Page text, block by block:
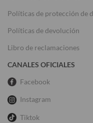
Políticas de protección de
Políticas de devolución
Libro de reclamaciones
CANALES OFICIALES
Facebook
Instagram
Tiktok